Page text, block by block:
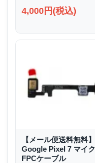
4,000円(税込)
【メール便送料無料】
Google Pixel 7 マイク
FPCケーブル